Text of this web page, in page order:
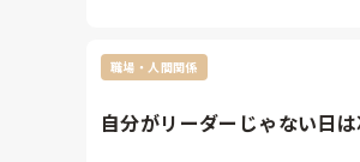
医療従事者としても、コロナ禍
職場・人間関係
自分がリーダーじゃない日